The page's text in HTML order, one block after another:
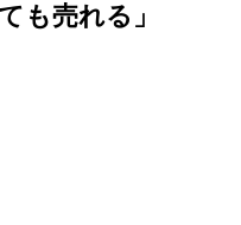
も売れる」